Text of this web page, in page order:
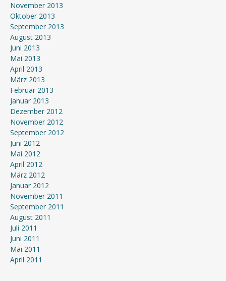
November 2013
Oktober 2013
September 2013
August 2013
Juni 2013
Mai 2013
April 2013
März 2013
Februar 2013
Januar 2013
Dezember 2012
November 2012
September 2012
Juni 2012
Mai 2012
April 2012
März 2012
Januar 2012
November 2011
September 2011
August 2011
Juli 2011
Juni 2011
Mai 2011
April 2011